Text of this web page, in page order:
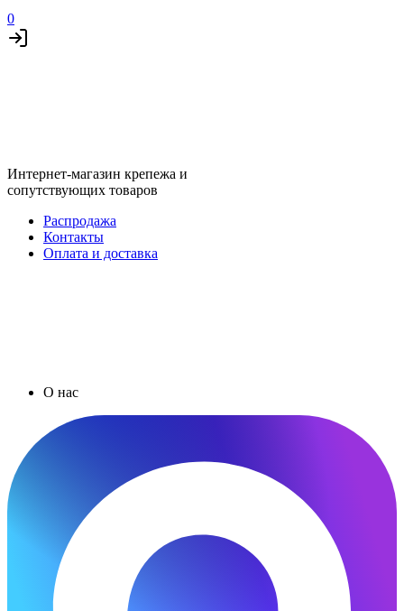
0
Интернет-магазин крепежа и
сопутствующих товаров
Распродажа
Контакты
Оплата и доставка
О нас